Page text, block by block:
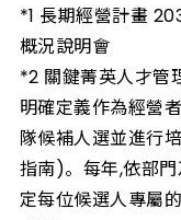
*1 長期經營計畫
概況說明會
*2 關鍵菁英人才管
明確定義作為經營
隊候補人選並進行
指南)。每年,依部
定每位候選人專屬